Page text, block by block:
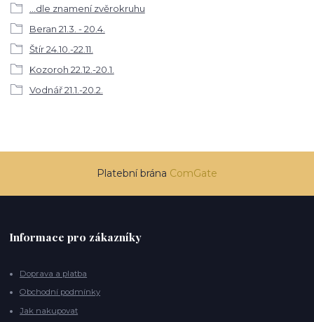
...dle znamení zvěrokruhu
Beran 21.3. - 20.4.
Štír 24.10.-22.11.
Kozoroh 22.12.-20.1.
Vodnář 21.1.-20.2.
Platební brána ComGate
Informace pro zákazníky
Doprava a platba
Obchodní podmínky
Jak nakupovat